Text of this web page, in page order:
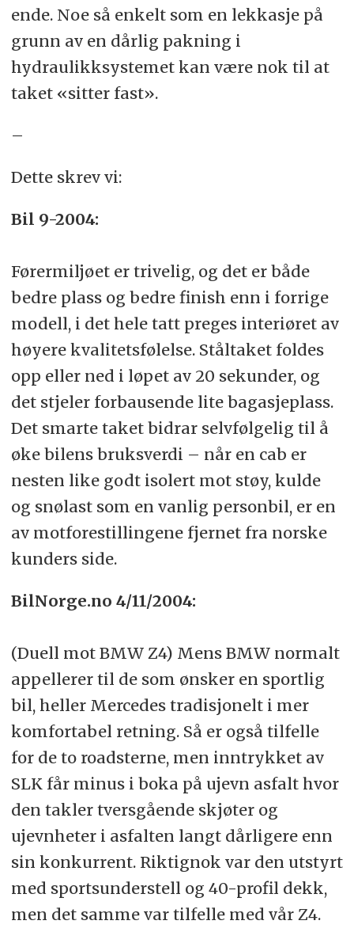
ende. Noe så enkelt som en lekkasje på
grunn av en dårlig pakning i
hydraulikksystemet kan være nok til at
taket «sitter fast».
–
Dette skrev vi:
Bil 9-2004:
Førermiljøet er trivelig, og det er både
bedre plass og bedre finish enn i forrige
modell, i det hele tatt preges interiøret av
høyere kvalitetsfølelse. Ståltaket foldes
opp eller ned i løpet av 20 sekunder, og
det stjeler forbausende lite bagasjeplass.
Det smarte taket bidrar selvfølgelig til å
øke bilens bruksverdi – når en cab er
nesten like godt isolert mot støy, kulde
og snølast som en vanlig personbil, er en
av motforestillingene fjernet fra norske
kunders side.
BilNorge.no 4/11/2004:
(Duell mot BMW Z4) Mens BMW normalt
appellerer til de som ønsker en sportlig
bil, heller Mercedes tradisjonelt i mer
komfortabel retning. Så er også tilfelle
for de to roadsterne, men inntrykket av
SLK får minus i boka på ujevn asfalt hvor
den takler tversgående skjøter og
ujevnheter i asfalten langt dårligere enn
sin konkurrent. Riktignok var den utstyrt
med sportsunderstell og 40-profil dekk,
men det samme var tilfelle med vår Z4.